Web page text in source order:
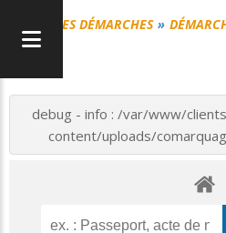
MES DÉMARCHES
debug - info : /var/www/
content/uploads/